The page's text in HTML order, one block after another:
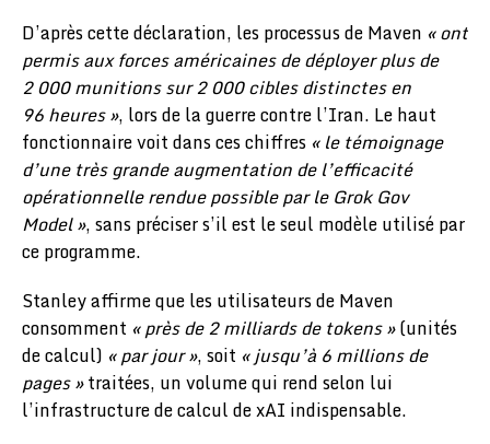
D’après cette déclaration, les processus de Maven « ont
permis aux forces américaines de déployer plus de
2 000 munitions sur 2 000 cibles distinctes en
96 heures », lors de la guerre contre l’Iran. Le haut
fonctionnaire voit dans ces chiffres « le témoignage
d’une très grande augmentation de l’efficacité
opérationnelle rendue possible par le Grok Gov
Model », sans préciser s’il est le seul modèle utilisé par
ce programme.
Stanley affirme que les utilisateurs de Maven
consomment « près de 2 milliards de tokens »(unités
de calcul) « par jour », soit « jusqu’à 6 millions de
pages »traitées, un volume qui rend selon lui
l’infrastructure de calcul de xAI indispensable.